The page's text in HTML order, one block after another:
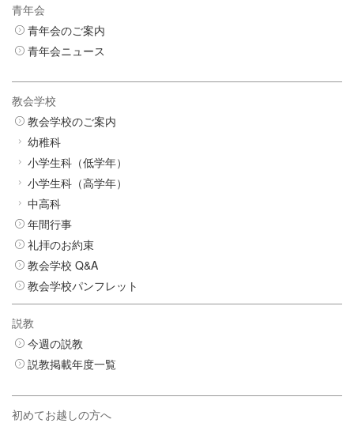
青年会
青年会のご案内
青年会ニュース
教会学校
教会学校のご案内
幼稚科
小学生科（低学年）
小学生科（高学年）
中高科
年間行事
礼拝のお約束
教会学校 Q&A
教会学校パンフレット
説教
今週の説教
説教掲載年度一覧
初めてお越しの方へ